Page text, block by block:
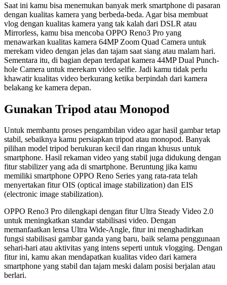
Saat ini kamu bisa menemukan banyak merk smartphone di pasaran
dengan kualitas kamera yang berbeda-beda. Agar bisa membuat
vlog dengan kualitas kamera yang tak kalah dari DSLR atau
Mirrorless, kamu bisa mencoba OPPO Reno3 Pro yang
menawarkan kualitas kamera 64MP Zoom Quad Camera untuk
merekam video dengan jelas dan tajam saat siang atau malam hari.
Sementara itu, di bagian depan terdapat kamera 44MP Dual Punch-
hole Camera untuk merekam video selfie. Jadi kamu tidak perlu
khawatir kualitas video berkurang ketika berpindah dari kamera
belakang ke kamera depan.
Gunakan Tripod atau Monopod
Untuk membantu proses pengambilan video agar hasil gambar tetap
stabil, sebaiknya kamu persiapkan tripod atau monopod. Banyak
pilihan model tripod berukuran kecil dan ringan khusus untuk
smartphone. Hasil rekaman video yang stabil juga didukung dengan
fitur stabilizer yang ada di smartphone. Beruntung jika kamu
memiliki smartphone OPPO Reno Series yang rata-rata telah
menyertakan fitur OIS (optical image stabilization) dan EIS
(electronic image stabilization).
OPPO Reno3 Pro dilengkapi dengan fitur Ultra Steady Video 2.0
untuk meningkatkan standar stabilisasi video. Dengan
memanfaatkan lensa Ultra Wide-Angle, fitur ini menghadirkan
fungsi stabilisasi gambar ganda yang baru, baik selama penggunaan
sehari-hari atau aktivitas yang intens seperti untuk vlogging. Dengan
fitur ini, kamu akan mendapatkan kualitas video dari kamera
smartphone yang stabil dan tajam meski dalam posisi berjalan atau
berlari.